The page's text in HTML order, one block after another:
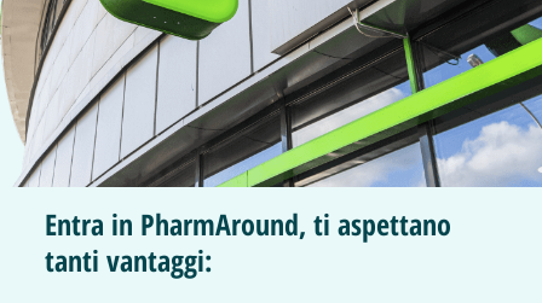
Entra in PharmAround, ti aspettano
tanti vantaggi: